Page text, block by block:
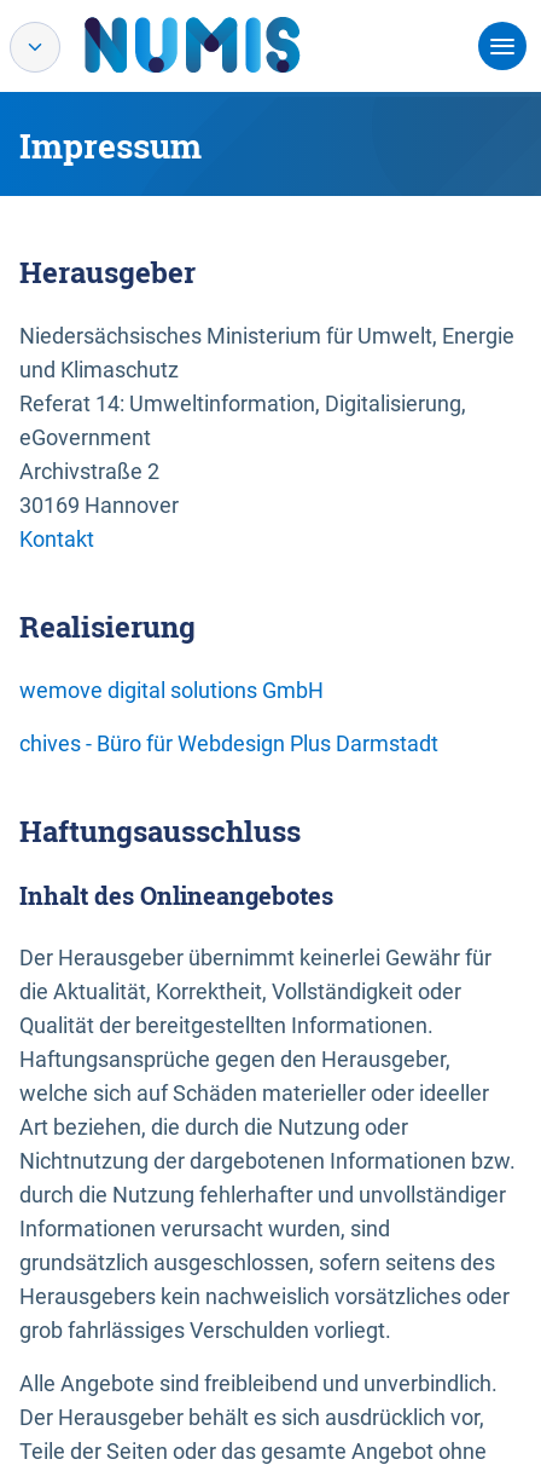
Impressum
Herausgeber
Niedersächsisches Ministerium für Umwelt, Energie
und Klimaschutz
Referat 14: Umweltinformation, Digitalisierung,
eGovernment
Archivstraße 2
30169 Hannover
Kontakt
Realisierung
wemove digital solutions GmbH
chives - Büro für Webdesign Plus Darmstadt
Haftungsausschluss
Inhalt des Onlineangebotes
Der Herausgeber übernimmt keinerlei Gewähr für
die Aktualität, Korrektheit, Vollständigkeit oder
Qualität der bereitgestellten Informationen.
Haftungsansprüche gegen den Herausgeber,
welche sich auf Schäden materieller oder ideeller
Art beziehen, die durch die Nutzung oder
Nichtnutzung der dargebotenen Informationen bzw.
durch die Nutzung fehlerhafter und unvollständiger
Informationen verursacht wurden, sind
grundsätzlich ausgeschlossen, sofern seitens des
Herausgebers kein nachweislich vorsätzliches oder
grob fahrlässiges Verschulden vorliegt.
Alle Angebote sind freibleibend und unverbindlich.
Der Herausgeber behält es sich ausdrücklich vor,
Teile der Seiten oder das gesamte Angebot ohne